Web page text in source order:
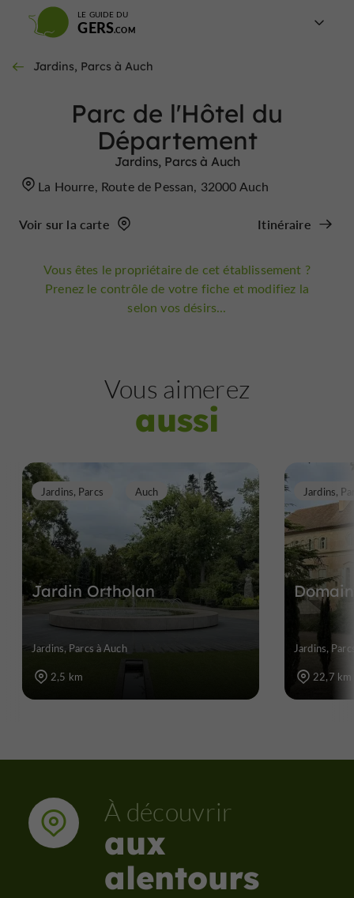
LE GUIDE DU
GERS
Jardins, Parcs à Auch
Parc de l'Hôtel du
Département
Jardins, Parcs à Auch
La Hourre, Route de Pessan, 32000 Auch
Voir sur la carte Itinéraire
Vous êtes le propriétaire de cet établissement ?
Prenez le contrôle de votre fiche et modifiez la
selon vos désirs...
Vous aimerez
aussi
Jardin Ortholan
Jardins, Parcs Auch
Jardins, Parcs à Auch
2,5 km
Jardins,
Jardins,
22,7 km
À découvrir
aux
alentours